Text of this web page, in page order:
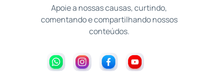
Apoie a nossas causas, curtindo,
comentando e compartilhando nossos
conteúdos.